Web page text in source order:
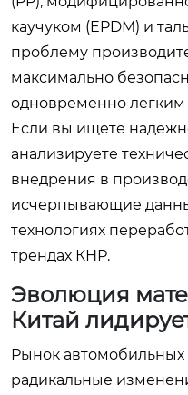
каучуком (EPDM) и
проблему
максимально
одновременно легким
Если вы ищете
анализируете
внедрения в
исчерпывающие
технологиях
трендах КНР.
Эволюция
Китай
Рынок
радикальные